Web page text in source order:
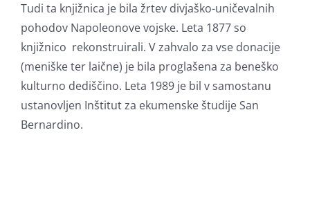
Tudi ta knjižnica je bila žrtev divjaško-uničevalnih
pohodov Napoleonove vojske. Leta 1877 so
knjižnico rekonstruirali. V zahvalo za vse donacije
(meniške ter laične) je bila proglašena za beneško
kulturno dediščino. Leta 1989 je bil v samostanu
ustanovljen Inštitut za ekumenske študije San
Bernardino.